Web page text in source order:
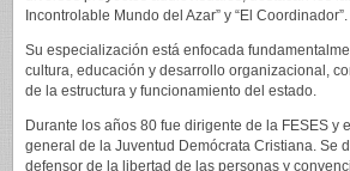
Incontrolable Mundo del Azar” y “El Coordinador”.
Su especialización está enfocada
cultura, educación y desarrollo organizacional,
de la estructura y funcionamiento del estado.
Durante los años 80 fue dirigente de la FESES y
general de la Juventud Demócrata Cristiana. Se
defensor de la libertad de las personas y